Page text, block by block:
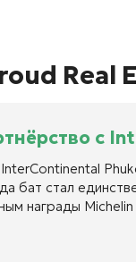
Real
с
бат стал
награды Michelin